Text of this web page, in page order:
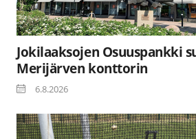
Jokilaaksojen Osuuspankki
Merijärven konttorin
6.8.2026